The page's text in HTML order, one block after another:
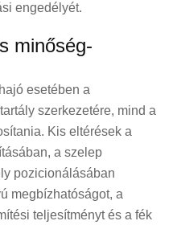
engedélyét.
minőség-
esetében a
szerkezetére, mind a
Kis eltérések a
a szelep
pozicionálásában
megbízhatóságot, a
teljesítményt és a fék